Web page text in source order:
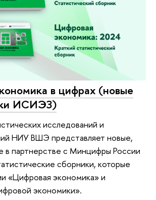
в цифрах (новые
ИСИЭЗ)
исследований и
НИУ ВШЭ представляет новые,
в партнерстве с Минцифры России
сборники, которые
«Цифровая экономика» и
экономики».